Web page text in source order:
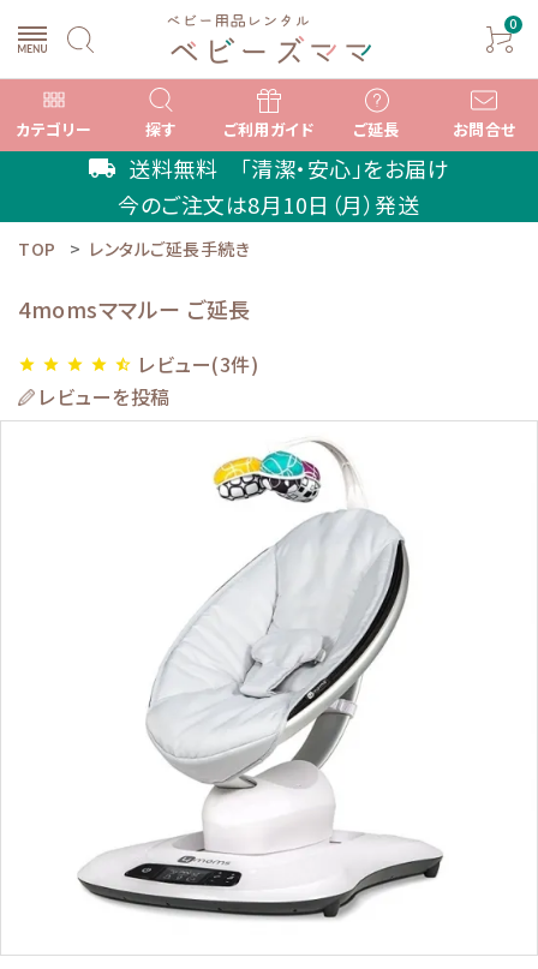
0
カテゴリー 探す ご利用ガイド ご延長 お問合せ
local_shipping 送料無料 「清潔・安心」をお届け
今のご注文は8月10日（月）発送
ACCOUNT MENU
ようこそ ゲスト 様
新規会員登録
特定商取引法表示
プライバシーポリシー
TOP レンタルご延長手続き
4momsママルー ご延長
star star star star star_half レビュー(3件)
レビューを投稿